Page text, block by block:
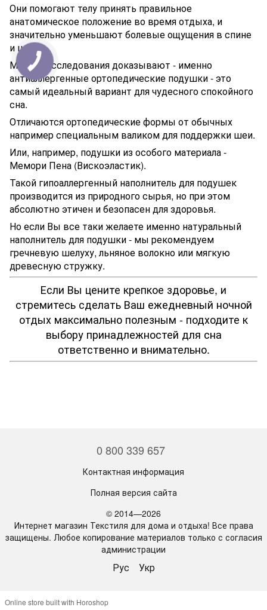
Они помогают телу принять правильное
анатомическое положение во время отдыха, и
значительно уменьшают болевые ощущения в спине
и шее.
Многие исследования доказывают - именно
антиаллергенные ортопедические подушки - это
самый идеальный вариант для чудесного спокойного
сна.
Отличаются ортопедические формы от обычных
например специальным валиком для поддержки шеи.
Или, например, подушки из особого материала -
Мемори Пена (Вискоэластик).
Такой гипоаллергенный наполнитель для подушек
производится из природного сырья, но при этом
абсолютно этичен и безопасен для здоровья.
Но если Вы все таки желаете именно натуральный
наполнитель для подушки - мы рекомендуем
гречневую шелуху, льняное волокно или мягкую
древесную стружку.
Если Вы цените крепкое здоровье, и
стремитесь сделать Ваш ежедневный ночной
отдых максимально полезным - подходите к
выбору принадлежностей для сна
ответственно и внимательно.
0 800 339 657
Контактная информация
Полная версия сайта
© 2014—2026
Интернет магазин Текстиля для дома и отдыха! Все права
защищены. Любое копирование материалов только с согласия
администрации
Рус Укр
Online store built with Horoshop